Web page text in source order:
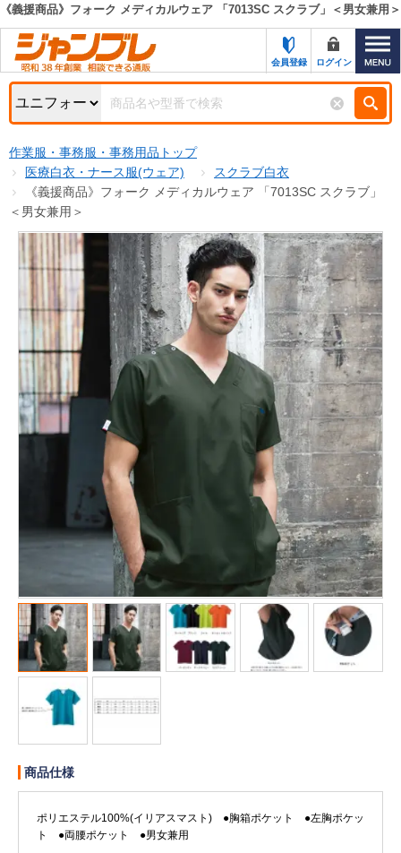
カテゴリー一覧
お知らせ
特集・キャンペーン一覧
初めての方へ
お問い合わせ
サポート＆ヘルプ
FAX注文用紙の印刷
ジャンブレの特長
新規登録キャンペーン
名入れ刺繍
メーカーカタログ一覧
カタログ請求（無料）
試着サンプル無料貸し出し
デジタルカタログ
クイックオーダー
（注文番号からご注文）
キーワード検索
検索条件
商品カテゴリから選ぶ
商品ステータスで絞る
キャンペーン
おすすめ
NEW
売れ筋
オリジナル
処分品
販売終了
販売価格(税抜き)で絞る
円から
円まで
《義援商品》フォーク メディカルウェア 「7013SC スクラブ」＜男女兼用＞
会員登録 ログイン
作業服・事務服・事務用品トップ
医療白衣・ナース服(ウェア)
スクラブ白衣
《義援商品》フォーク メディカルウェア 「7013SC スクラブ」
＜男女兼用＞
商品仕様
ポリエステル100%(イリアスマスト) ●胸箱ポケット ●左胸ポケッ
ト ●両腰ポケット ●男女兼用